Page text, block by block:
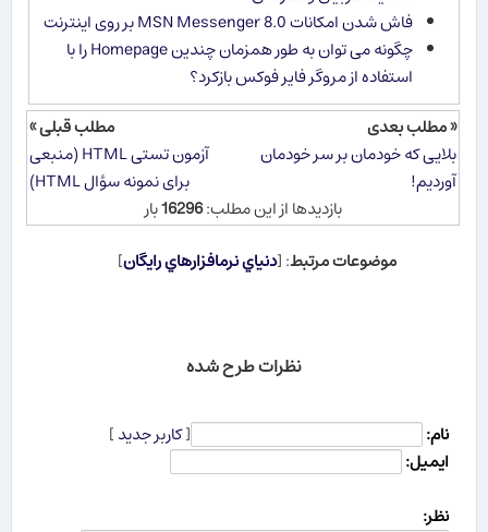
فاش شدن امکانات MSN Messenger 8.0 بر روی اینترنت
چگونه می توان به طور همزمان چندین Homepage را با
استفاده از مروگر فایر فوكس بازكرد؟
مطلب قبلی »
آزمون تستی HTML (منبعی
برای نمونه سؤال HTML)
« مطلب بعدی
بلایی که خودمان بر سر خودمان
آوردیم!
بازدیدها از این مطلب:16296بار
موضوعات مرتبط: [دنياي نرم​افزارهاي رايگان]
نظرات طرح شده
نام: [کاربر جدید]
ایمیل:
نظر: